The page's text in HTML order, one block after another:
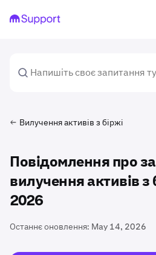
Вилучення активів з біржі
Повідомлення про
вилучення активів з
2026
Останнє оновлення: May 14, 2026